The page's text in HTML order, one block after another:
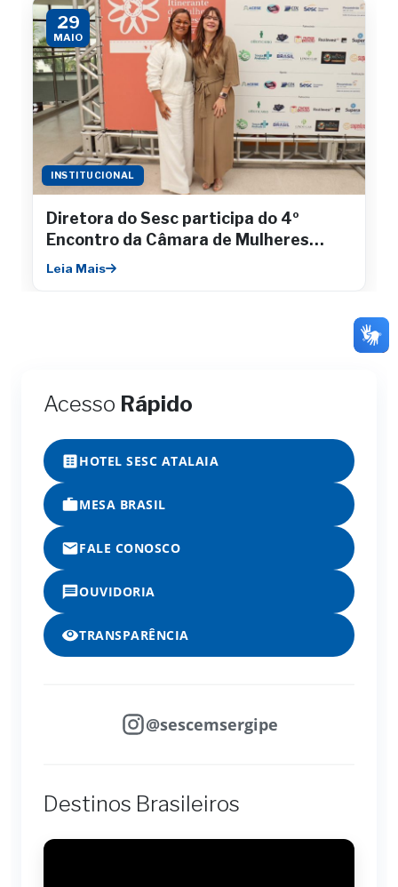
29
MAIO
INSTITUCIONAL
Diretora do Sesc participa do 4º
Encontro da Câmara de Mulheres
Empresárias da Fecomércio
Leia Mais
Acesso Rápido
HOTEL SESC ATALAIA
MESA BRASIL
FALE CONOSCO
OUVIDORIA
TRANSPARÊNCIA
@sescemsergipe
Destinos Brasileiros